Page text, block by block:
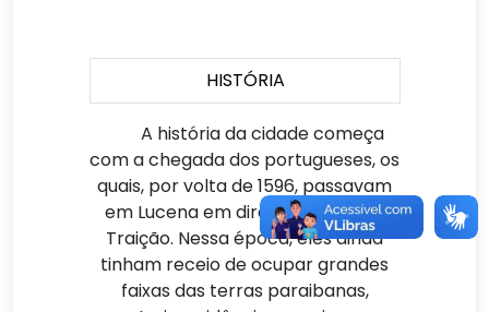
HISTÓRIA
A história da cidade começa
com a chegada dos portugueses, os
quais, por volta de 1596, passavam
em Lucena em direção à Baía da
Traição. Nessa época, eles ainda
tinham receio de ocupar grandes
faixas das terras paraibanas,